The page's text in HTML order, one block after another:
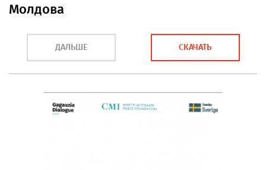
Молдова
ДАЛЬШЕ СКАЧАТЬ